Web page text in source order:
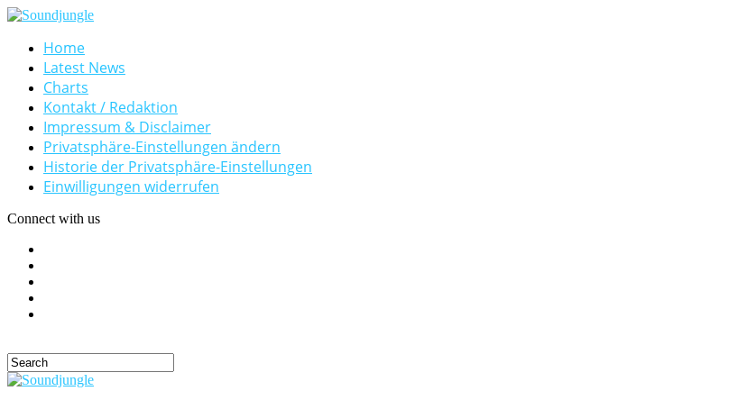
Home
Latest News
Charts
Kontakt / Redaktion
Impressum & Disclaimer
Privatsphäre-Einstellungen ändern
Historie der Privatsphäre-Einstellungen
Einwilligungen widerrufen
Connect with us